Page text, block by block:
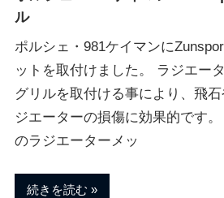
ル
ポルシェ・981ケイマンに
ットを取付けました。 ラジエー
グリルを取付ける事により、飛
ジエーターの損傷に効果的です
のラジエーターメッ
続きを読む